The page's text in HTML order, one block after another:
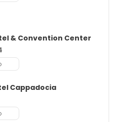
& Convention Center
Cappadocia